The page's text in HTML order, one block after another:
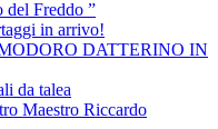
del Freddo ”
in arrivo!
DATTERINO IN
da talea
Maestro Riccardo